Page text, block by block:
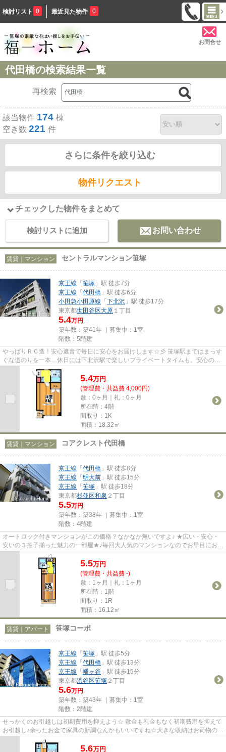
検討リスト 0 最近見た物件 0
お問合せ
代田橋の検索結果一覧
再検索
該当物件 174 棟
空き数 221 件
さらに条件を絞り込む
物件リクエスト
チェックした物件をまとめて
検討リストに追加 お問い合わせ
賃貸｜マンション セントラルマンション笹塚
京王線 「笹塚 」駅 徒歩7分
京王線 「代田橋 」駅 徒歩6分
小田急小田原線 「下北沢 」駅 徒歩17分
東京都世田谷区大原 １丁目
5.4万円
築年数：築41年 ｜募集中： 1室
階数：5階建
やっぱりＲＣ造！安心遮音で毎日に安心をお届けします☆彡 笹塚駅まではまっす
ぐな道のりを一本…休日には下北沢駅で楽しいプライベートタイムも。安心のマ
ンションライフを叶えながらも...
5.4万円
(管理費・共益費 4,000円)
敷：0ヶ月｜礼：0ヶ月
所在階：4階
間取り：1K
面積：18.32㎡
賃貸｜マンション コアクレスト代田橋
京王線 「代田橋 」駅 徒歩8分
京王線 「明大前 」駅 徒歩15分
京王線 「笹塚 」駅 徒歩18分
東京都杉並区和泉 ２丁目
5.5万円
築年数：築38年 ｜募集中： 1室
階数：4階建
オートロック付きマンションがこの価格？なかなか無いですよ♪ ★広い・安心・
安いの３拍子揃った魅力の一部屋★♪毎回大人気のマンションなのでお早目にお問
合せ下さい★毎月のゆとりは・...
5.5万円
(管理費・共益費 -)
敷：1ヶ月｜礼：1ヶ月
所在階：1階
間取り：1R
面積：16.12㎡
賃貸｜アパート 笹塚コーポ
京王線 「笹塚 」駅 徒歩5分
京王線 「代田橋 」駅 徒歩13分
京王線 「幡ヶ谷 」駅 徒歩15分
東京都渋谷区笹塚 ２丁目
5.6万円
築年数：築43年 ｜募集中： 1室
階数：2階建
せっかくのお引越しは初期費用を抑えよう☆ 敷金も礼金もなく初期費用を抑えて
お引越し♪余ったお金で家具の新調なんかもいいですね☆大きな収納はお荷物の多
い方も安心です♪落ち着いた住...
5.6万円